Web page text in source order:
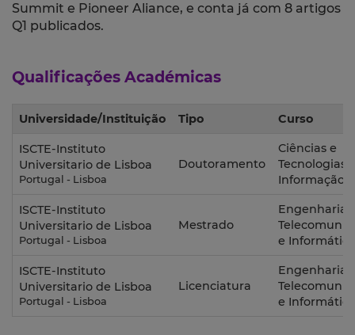
Summit e Pioneer Aliance, e conta já com 8 artigos
Q1 publicados.
Qualificações Académicas
Universidade/Instituição Tipo Curso
ISCTE-Instituto
Universitario de Lisboa
Portugal - Lisboa
Doutoramento
Ciências e
Tecnologias
Informação
ISCTE-Instituto
Universitario de Lisboa
Portugal - Lisboa
Mestrado
Engenharia
e Informática
ISCTE-Instituto
Universitario de Lisboa
Portugal - Lisboa
Licenciatura
Engenharia
e Informática